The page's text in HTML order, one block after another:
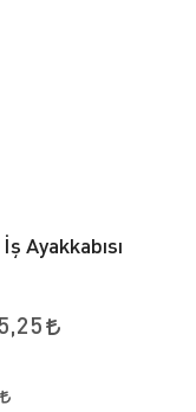
Ayakkabısı